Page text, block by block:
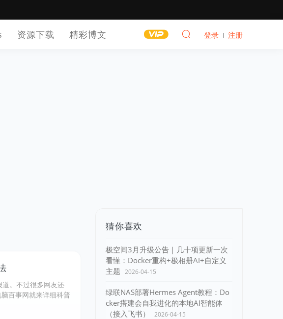
资源下载 精彩博文 登录 注册
。不过很多网友还
百事网就来详细科普
猜你喜欢
极空间3月升级公告｜几十项更新一次
看懂：Docker重构+极相册AI+自定义
主题 2026-04-15
绿联NAS部署Hermes Agent教程：Do
cker搭建会自我进化的本地AI智能体
（接入飞书）
2026-04-15